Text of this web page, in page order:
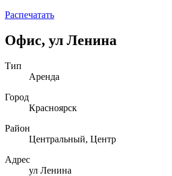
Распечатать
Офис, ул Ленина
Тип
Аренда
Город
Красноярск
Район
Центральный, Центр
Адрес
ул Ленина